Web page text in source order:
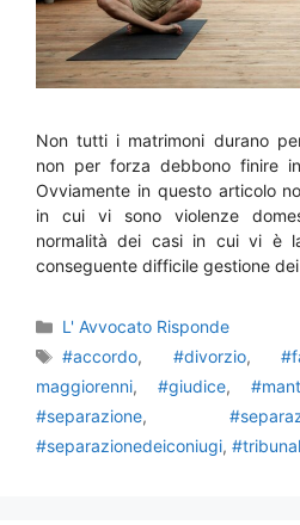
Non tutti i matrimoni durano
non per forza debbono finire
Ovviamente in questo articolo
in cui vi sono violenze
normalità dei casi in cui vi è
conseguente difficile gestione
Categorie
L' Avvocato Risponde
Tag
#accordo, #divorzio,
maggiorenni, #giudice,
#separazione,
#separazionedeiconiugi,